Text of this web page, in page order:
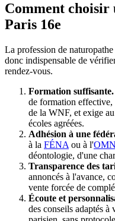
Comment choisir
Paris 16e
La profession de
donc indispensable de
rendez-vous.
Formation suffisante.
de formation effective,
de la WNF, et exige
écoles agréées.
Adhésion à une
à la FÉNA ou à l'
déontologie, d'une
Transparence des
annoncés à l'avance,
vente forcée de
Écoute et
des conseils adaptés